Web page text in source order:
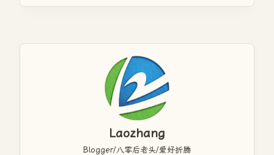
Laozhang
Blogger/八零后老头/爱好折腾